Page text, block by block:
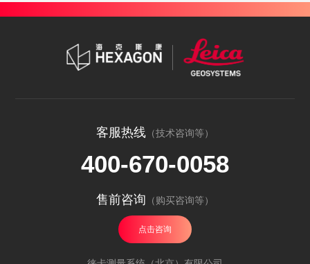
客服热线 （技术咨询等）
400-670-0058
售前咨询 （购买咨询等）
点击咨询